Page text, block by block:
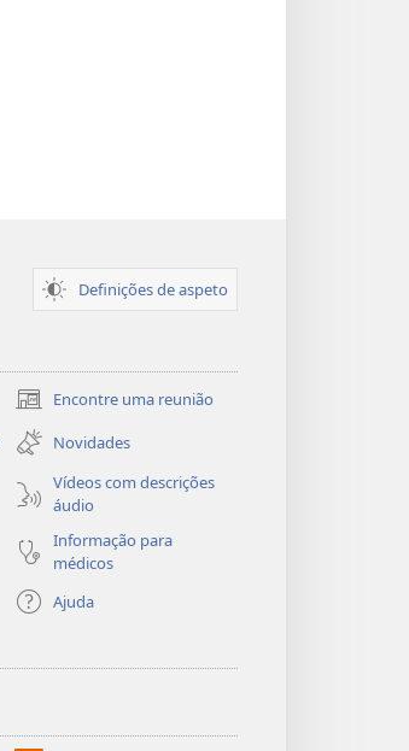
Definições de aspeto
Encontre uma reunião
(abre
uma
nova
janela)
Novidades
Vídeos com descrições
áudio
Informação para
médicos
Ajuda